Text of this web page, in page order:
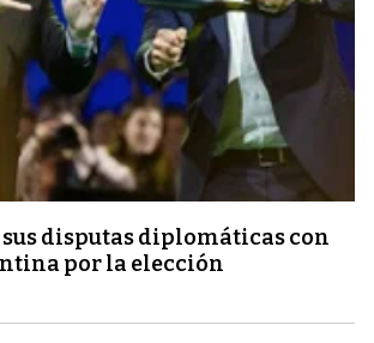
disputas diplomáticas con
por la elección